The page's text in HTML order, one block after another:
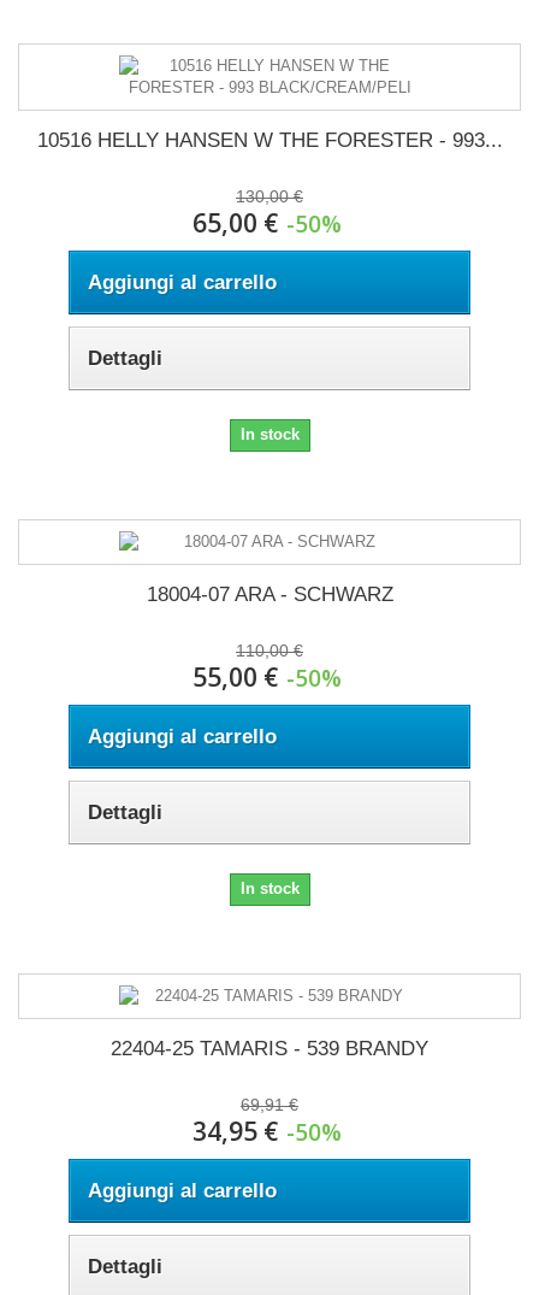
10516 HELLY HANSEN W THE FORESTER - 993...
65,00 €
130,00 €
-50%
Aggiungi al carrello
Dettagli
In stock
18004-07 ARA - SCHWARZ
55,00 €
110,00 €
-50%
Aggiungi al carrello
Dettagli
In stock
22404-25 TAMARIS - 539 BRANDY
34,95 €
69,91 €
-50%
Aggiungi al carrello
Dettagli